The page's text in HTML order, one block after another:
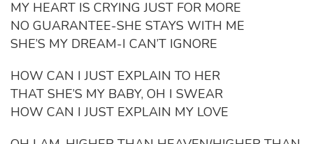
MY HEART IS CRYING JUST FOR MORE
NO GUARANTEE-SHE STAYS WITH ME
SHE’S MY DREAM-I CAN’T IGNORE
HOW CAN I JUST EXPLAIN TO HER
THAT SHE’S MY BABY, OH I SWEAR
HOW CAN I JUST EXPLAIN MY LOVE